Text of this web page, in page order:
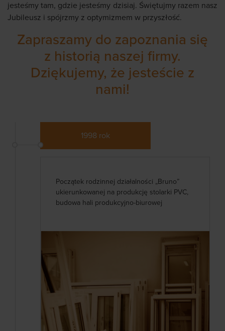
jesteśmy tam, gdzie jesteśmy dzisiaj. Świętujmy razem nasz
Jubileusz i spójrzmy z optymizmem w przyszłość.
Zapraszamy do zapoznania się
z historią naszej firmy.
Dziękujemy, że jesteście z
nami!
Początek rodzinnej działalności „Bruno”
ukierunkowanej na produkcję stolarki PVC,
budowa hali produkcyjno-biurowej
1998 rok